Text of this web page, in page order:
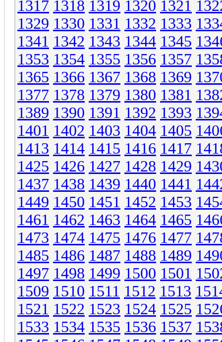
1317 1318 1319 1320 1321
1329 1330 1331 1332 1333
1341 1342 1343 1344 1345
1353 1354 1355 1356 1357
1365 1366 1367 1368 1369
1377 1378 1379 1380 1381
1389 1390 1391 1392 1393
1401 1402 1403 1404 1405
1413 1414 1415 1416 1417
1425 1426 1427 1428 1429
1437 1438 1439 1440 1441
1449 1450 1451 1452 1453
1461 1462 1463 1464 1465
1473 1474 1475 1476 1477
1485 1486 1487 1488 1489
1497 1498 1499 1500 1501
1509 1510 1511 1512 1513
1521 1522 1523 1524 1525
1533 1534 1535 1536 1537